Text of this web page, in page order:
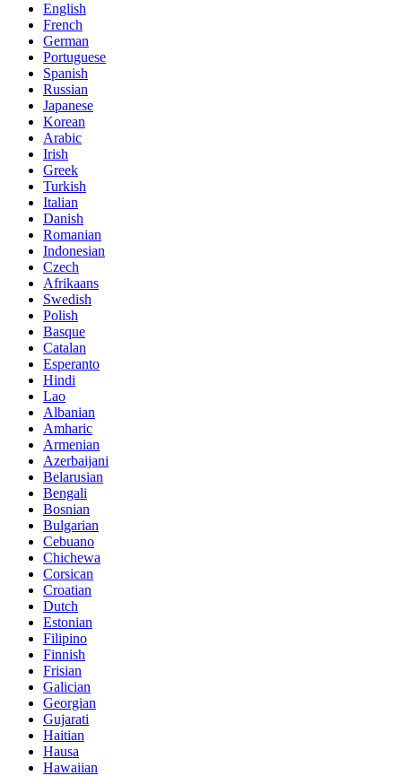
English
French
German
Portuguese
Spanish
Russian
Japanese
Korean
Arabic
Irish
Greek
Turkish
Italian
Danish
Romanian
Indonesian
Czech
Afrikaans
Swedish
Polish
Basque
Catalan
Esperanto
Hindi
Lao
Albanian
Amharic
Armenian
Azerbaijani
Belarusian
Bengali
Bosnian
Bulgarian
Cebuano
Chichewa
Corsican
Croatian
Dutch
Estonian
Filipino
Finnish
Frisian
Galician
Georgian
Gujarati
Haitian
Hausa
Hawaiian